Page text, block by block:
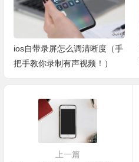
ios自带录屏怎么调清晰度（手
把手教你录制有声视频！）
上一篇